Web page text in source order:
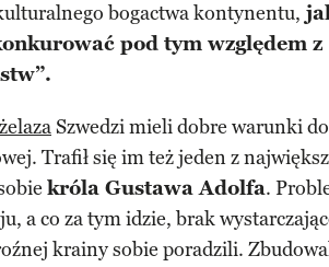
bogactwa kontynentu,
pod tym względem z
żelazaSzwedzi mieli dobre warunki do
Trafił się im też jeden z
króla Gustawa Adolfa.
a co za tym idzie, brak
krainy sobie poradzili.